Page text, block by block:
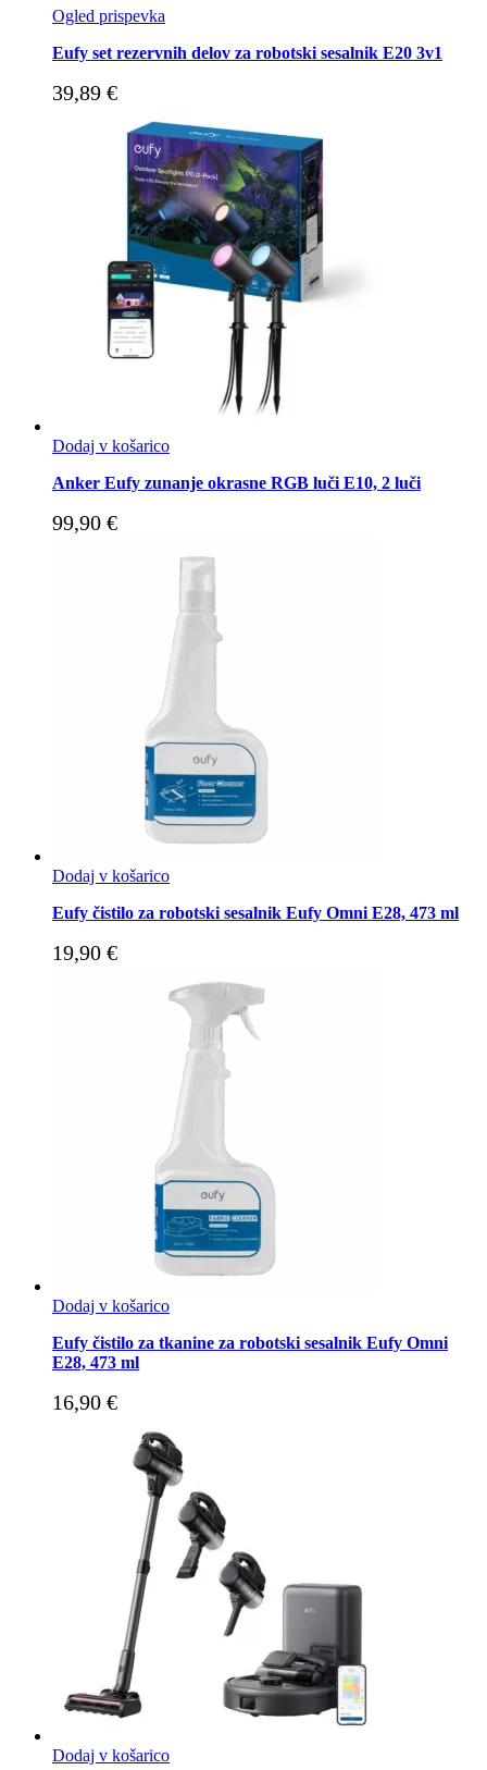
Ogled prispevka
Eufy set rezervnih delov za robotski sesalnik E20 3v1
39,89 €
Dodaj v košarico
Anker Eufy zunanje okrasne RGB luči E10, 2 luči
99,90 €
Dodaj v košarico
Eufy čistilo za robotski sesalnik Eufy Omni E28, 473 ml
19,90 €
Dodaj v košarico
Eufy čistilo za tkanine za robotski sesalnik Eufy Omni
E28, 473 ml
16,90 €
Dodaj v košarico